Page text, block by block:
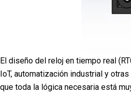
El diseño del reloj en tiempo real
IoT, automatización industrial y
que toda la lógica necesaria está